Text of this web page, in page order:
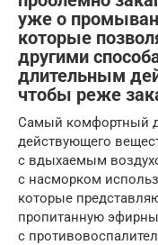
уже о
которые
другими
длительным
чтобы реже
Самый комфортный
действующего
с вдыхаемым
с насморком
которые
пропитанную
с